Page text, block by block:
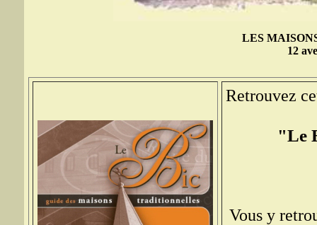
LES
12
Retrouvez
"Le
Vous y